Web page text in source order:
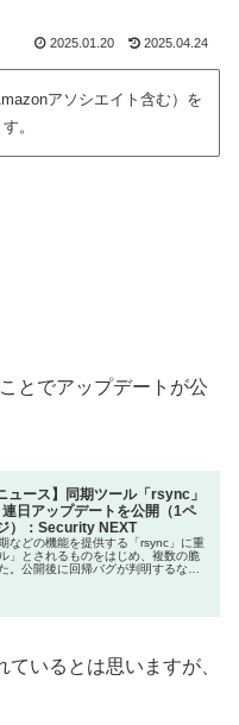
2025.01.20 2025.04.24
アソシエイト含む）を
。
とでアップデートが公
ュース】同期ツール「rsync」
日アップデートを公開（1ペ
）：Security NEXT
などの機能を提供する「rsync」に重
」とされるものをはじめ、複数の脆
。公開後に回帰バグが判明するな
いるとは思いますが、